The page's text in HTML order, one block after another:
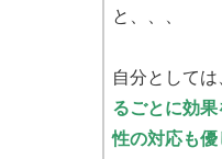
と、、、
自分としては
るごとに効
性の対応も優